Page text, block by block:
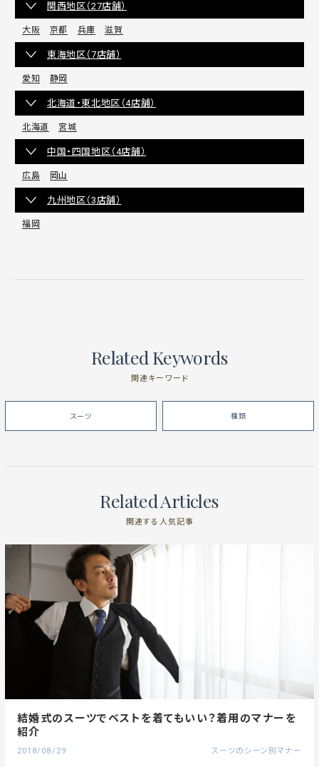
関西地区（27店舗）
大阪 京都 兵庫 滋賀
東海地区（7店舗）
愛知 静岡
北海道・東北地区（4店舗）
北海道 宮城
中国・四国地区（4店舗）
広島 岡山
九州地区（3店舗）
福岡
Related Keywords
関連キーワード
スーツ 種類
Related Articles
関連する人気記事
結婚式のスーツでベストを着てもいい？着用のマナーを
紹介
2018/08/29 スーツのシーン別マナー